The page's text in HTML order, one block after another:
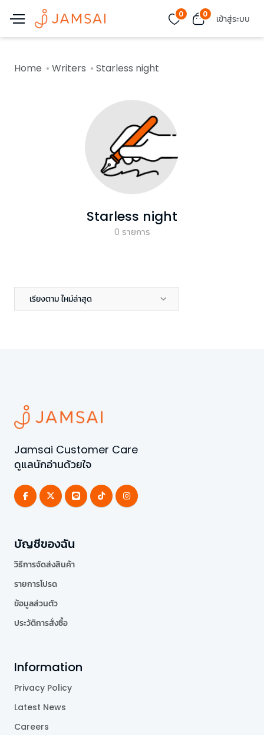
0 0 เข้าสู่ระบบ
Home Writers Starless night
Starless night
0 รายการ
เรียงตาม ใหม่ล่าสุด
Jamsai Customer Care
ดูแลนักอ่านด้วยใจ
บัญชีของฉัน
วิธีการจัดส่งสินค้า
รายการโปรด
ข้อมูลส่วนตัว
ประวัติการสั่งซื้อ
Information
Privacy Policy
Latest News
Careers